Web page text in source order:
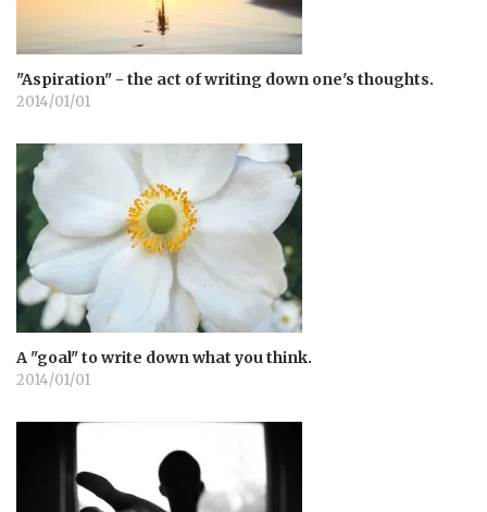
"Aspiration" - the act of writing down one's thoughts.
2014/01/01
A "goal" to write down what you think.
2014/01/01